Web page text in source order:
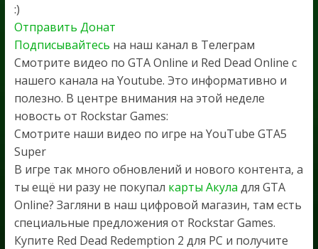
:)
Отправить Донат
Подписывайтесь на наш канал в Телеграм
Смотрите видео по GTA Online и Red Dead Online с
нашего канала на Youtube. Это информативно и
полезно. В центре внимания на этой неделе
новость от Rockstar Games:
Смотрите наши видео по игре на YouTube GTA5
Super
В игре так много обновлений и нового контента, а
ты ещё ни разу не покупал карты Акула для GTA
Online? Загляни в наш цифровой магазин, там есть
специальные предложения от Rockstar Games.
Купите Red Dead Redemption 2 для PC и получите